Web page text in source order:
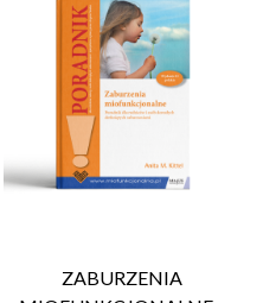
ZABURZENIA